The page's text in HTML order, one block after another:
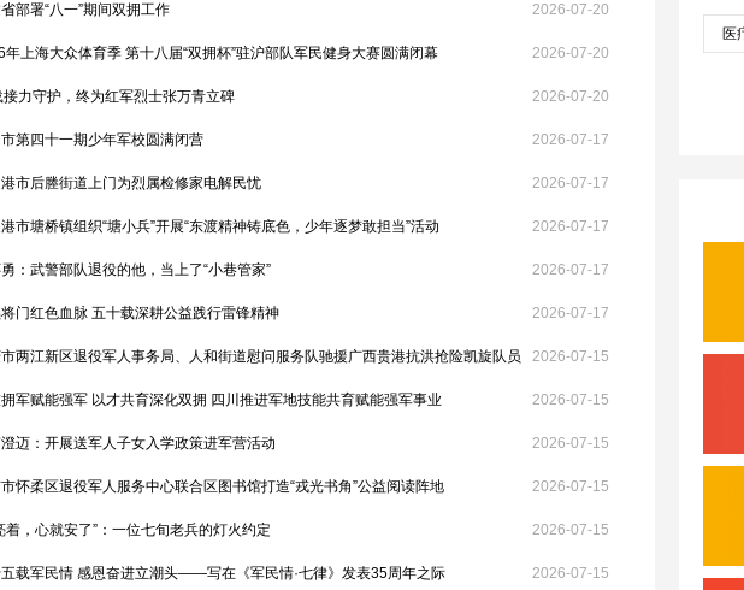
部署“八一”期间双拥工作 2026-07-20
年上海大众体育季 第十八届“双拥杯”驻沪部队军民健身大赛圆满闭幕 2026-07-20
力守护，终为红军烈士张万青立碑 2026-07-20
第四十一期少年军校圆满闭营 2026-07-17
市后塍街道上门为烈属检修家电解民忧 2026-07-17
市塘桥镇组织“塘小兵”开展“东渡精神铸底色，少年逐梦敢担当”活动 2026-07-17
：武警部队退役的他，当上了“小巷管家” 2026-07-17
门红色血脉 五十载深耕公益践行雷锋精神 2026-07-17
两江新区退役军人事务局、人和街道慰问服务队驰援广西贵港抗洪抢险凯旋队员 2026-07-15
拥军赋能强军 以才共育深化双拥 四川推进军地技能共育赋能强军事业 2026-07-15
迈：开展送军人子女入学政策进军营活动 2026-07-15
怀柔区退役军人服务中心联合区图书馆打造“戎光书角”公益阅读阵地 2026-07-15
着，心就安了”：一位七旬老兵的灯火约定 2026-07-15
载军民情 感恩奋进立潮头——写在《军民情·七律》发表35周年之际 2026-07-15